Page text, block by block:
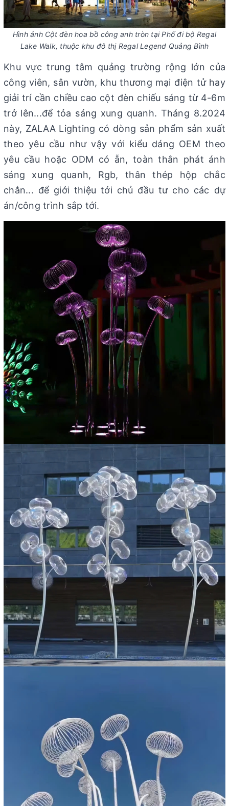
Hình ảnh Cột đèn hoa bồ công anh tròn tại Phố đi bộ Regal
Lake Walk, thuộc khu đô thị Regal Legend Quảng Bình
Khu vực trung tâm quảng trường rộng lớn của
công viên, sân vườn, khu thương mại điện tử hay
giải trí cần chiều cao cột đèn chiếu sáng từ 4-6m
trở lên...để tỏa sáng xung quanh. Tháng 8.2024
này, ZALAA Lighting có dòng sản phẩm sản xuất
theo yêu cầu như vậy với kiểu dáng OEM theo
yêu cầu hoặc ODM có ẵn, toàn thân phát ánh
sáng xung quanh, Rgb, thân thép hộp chắc
chắn... để giới thiệu tới chủ đầu tư cho các dự
án/công trình sắp tới.